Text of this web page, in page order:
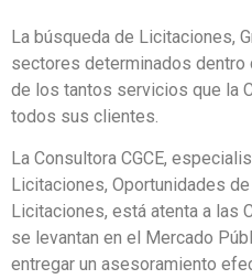
La búsqueda de Licitaciones,
sectores determinados dentro
de los tantos servicios que la
todos sus clientes.
La Consultora CGCE,
Licitaciones, Oportunidades
Licitaciones, está atenta a las
se levantan en el Mercado
entregar un asesoramiento